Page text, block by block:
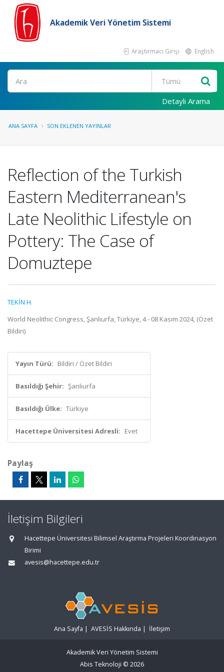
Akademik Veri Yönetim Sistemi
Araştırmacı Girişi English
Ara
Detaylı Arama
ANA SAYFA SON EKLENEN YAYINLAR
Reflection of the Turkish
Eastern Mediterranean's
Late Neolithic Lifestyle on
Pottery: The Case of
Domuztepe
TEKİN H.
World Neolithic Congress, Şanlıurfa, Türkiye, 4 - 08 Kasım 2024, (Özet
Bildiri)
Yayın Türü: Bildiri / Özet Bildiri
Basıldığı Şehir: Şanlıurfa
Basıldığı Ülke: Türkiye
Hacettepe Üniversitesi Adresli: Evet
Paylaş
İletişim Bilgileri
Hacettepe Üniversitesi Bilimsel Araştırma Projeleri Koordinasyon
Birimi
avesis@hacettepe.edu.tr
Ana Sayfa | AVESİS Hakkında | İletişim
Akademik Veri Yönetim Sistemi
Abis Teknoloji © 2026